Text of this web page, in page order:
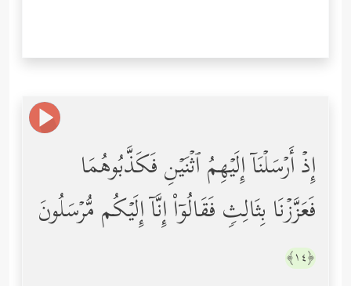
إِذۡ أَرۡسَلۡنَاۤ إِلَیۡهِمُ ٱثۡنَیۡنِ فَكَذَّبُوهُمَا
فَعَزَّزۡنَا بِثَالِثࣲ فَقَالُوۤاْ إِنَّاۤ إِلَیۡكُم مُّرۡسَلُونَ
﴿١٤﴾